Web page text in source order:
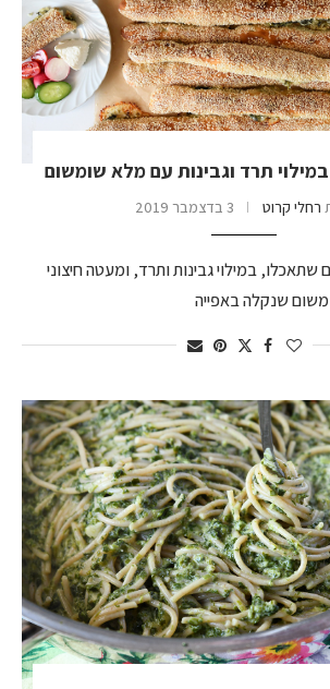
במילוי תרד וגבינות עם מלא שומשום
רחלי קרוט 3 בדצמבר 2019
שתאכלו, במילוי גבינות ותרד, ומעטה חיצוני
שנקלה באפייה